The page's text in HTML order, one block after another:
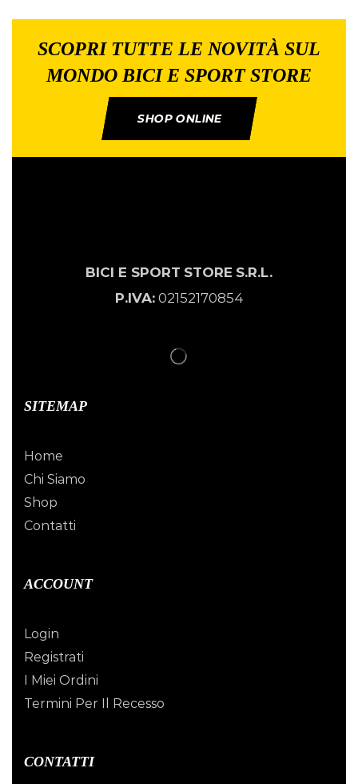
SCOPRI TUTTE LE NOVITÀ SUL
MONDO BICI E SPORT STORE
SHOP ONLINE
BICI E SPORT STORE S.R.L.
P.IVA:02152170854
SITEMAP
Home
Chi Siamo
Shop
Contatti
ACCOUNT
Login
Registrati
I Miei Ordini
Termini Per Il Recesso
CONTATTI